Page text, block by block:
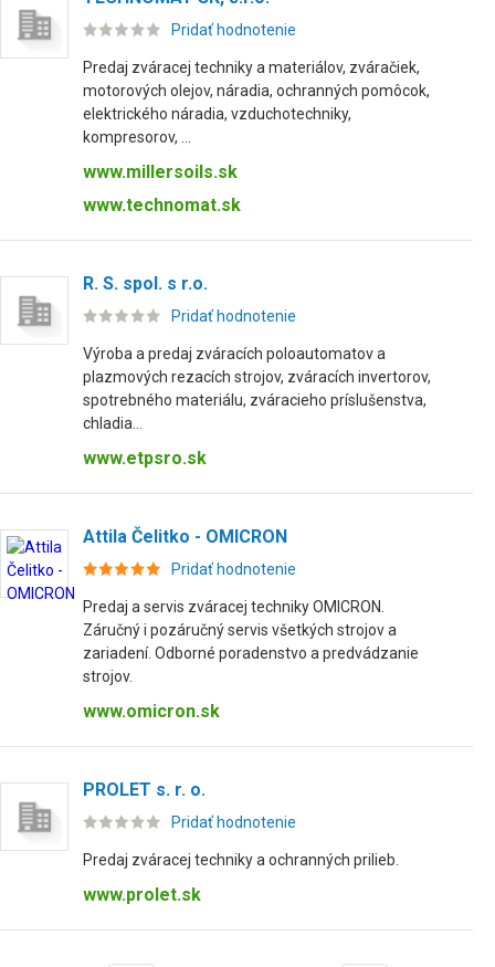
Pridať hodnotenie
Predaj zváracej techniky a materiálov, zváračiek,
motorových olejov, náradia, ochranných pomôcok,
elektrického náradia, vzduchotechniky,
kompresorov, ...
www.millersoils.sk
www.technomat.sk
R. S. spol. s r.o.
Pridať hodnotenie
Výroba a predaj zváracích poloautomatov a
plazmových rezacích strojov, zváracích invertorov,
spotrebného materiálu, zváracieho príslušenstva,
chladia...
www.etpsro.sk
Attila Čelitko - OMICRON
Pridať hodnotenie
Predaj a servis zváracej techniky OMICRON.
Záručný i pozáručný servis všetkých strojov a
zariadení. Odborné poradenstvo a predvádzanie
strojov.
www.omicron.sk
PROLET s. r. o.
Pridať hodnotenie
Predaj zváracej techniky a ochranných prilieb.
www.prolet.sk